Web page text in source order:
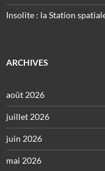
Insolite : la Station
ARCHIVES
août 2026
juillet 2026
juin 2026
mai 2026